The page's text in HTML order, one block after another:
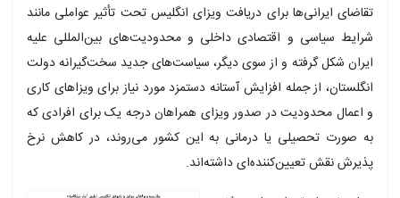
ایرانی‌ها برای دریافت ویزای انگلیس تحت تأثیر عواملی مانند
سیاسی و اقتصادی داخلی و محدودیت‌های بین‌المللی علیه
شکل گرفته و از سوی دیگر، سیاست‌های جدید سخت‌گیرانه‌ دولت
از جمله افزایش آستانه دستمزد مورد نیاز برای ویزاهای کاری
اعمال محدودیت در صدور ویزای همراهان درجه یک برای افرادی که
صورت تحصیلی یا درمانی به این کشور می‌روند، در کاهش نرخ
نقش تعیین‌کننده‌ای داشته‌اند.